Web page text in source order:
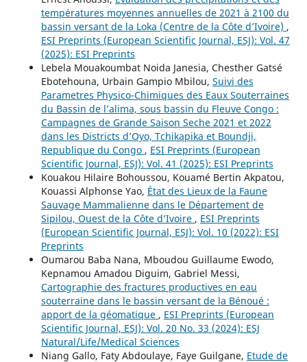
températures moyennes annuelles de 2021 à 2100 du
bassin versant de la Loka (Centre de la Côte d’Ivoire) ,
ESI Preprints (European Scientific Journal, ESJ): Vol. 47
(2025): ESI Preprints
Lebela Mouakoumbat Noida Janesia, Chesther Gatsé
Ebotehouna, Urbain Gampio Mbilou, Suivi des
Parametres Physico-Chimiques des Eaux Souterraines
du Bassin de l’alima, sous bassin du Fleuve Congo :
Campagnes de Grande Saison Seche 2021 et 2022
dans les Districts d’Oyo, Tchikapika et Boundji,
Republique du Congo , ESI Preprints (European
Scientific Journal, ESJ): Vol. 41 (2025): ESI Preprints
Kouakou Hilaire Bohoussou, Kouamé Bertin Akpatou,
Kouassi Alphonse Yao, État des Lieux de la Faune
Sauvage Mammalienne dans le Département de
Sipilou, Ouest de la Côte d’Ivoire , ESI Preprints
(European Scientific Journal, ESJ): Vol. 10 (2022): ESI
Preprints
Oumarou Baba Nana, Mboudou Guillaume Ewodo,
Kepnamou Amadou Diguim, Gabriel Messi,
Cartographie des fractures productives en eau
souterraine dans le bassin versant de la Bénoué :
apport de la géomatique , ESI Preprints (European
Scientific Journal, ESJ): Vol. 20 No. 33 (2024): ESJ
Natural/Life/Medical Sciences
Niang Gallo, Faty Abdoulaye, Faye Guilgane, Etude de